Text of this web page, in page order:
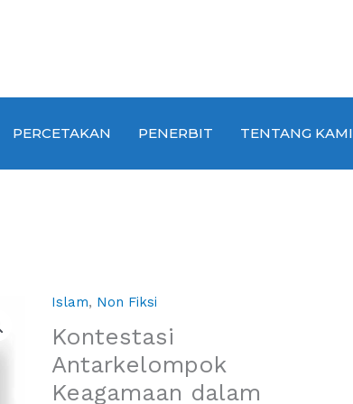
PERCETAKAN PENERBIT TENTANG KAMI
Islam, Non Fiksi
Kontestasi
Antarkelompok
Keagamaan dalam